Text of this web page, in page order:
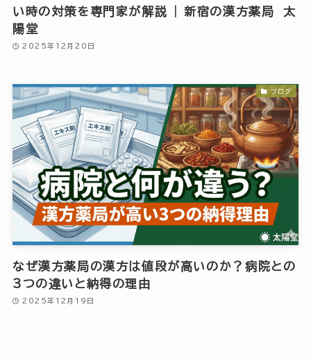
い時の対策を専門家が解説 | 新宿の漢方薬局 太
陽堂
2025年12月20日
ブログ
なぜ漢方薬局の漢方は値段が高いのか？病院との
3つの違いと納得の理由
2025年12月19日